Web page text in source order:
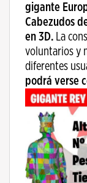
gigante
Cabezudos
en 3D. La
voluntarios y
diferentes
podrá verse